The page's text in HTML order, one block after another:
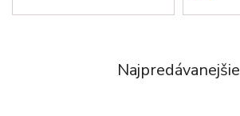
Najpredávanejšie